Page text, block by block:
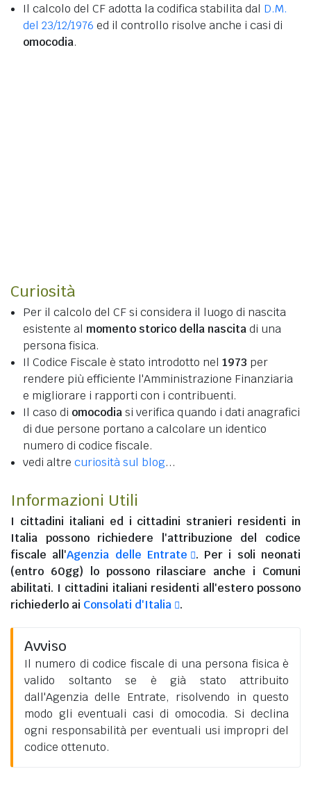
Il calcolo del CF adotta la codifica stabilita dal D.M.
del 23/12/1976 ed il controllo risolve anche i casi di
omocodia.
Curiosità
Per il calcolo del CF si considera il luogo di nascita
esistente al momento storico della nascitadi una
persona fisica.
Il Codice Fiscale è stato introdotto nel 1973 per
rendere più efficiente l'Amministrazione Finanziaria
e migliorare i rapporti con i contribuenti.
Il caso di omocodiasi verifica quando i dati anagrafici
di due persone portano a calcolare un identico
numero di codice fiscale.
vedi altre curiosità sul blog...
Informazioni Utili
I cittadini italiani ed i cittadini stranieri residenti in
Italia possono richiedere l'attribuzione del codice
fiscale all'Agenzia delle Entrate
. Per i soli neonati
(entro 60gg) lo possono rilasciare anche i Comuni
abilitati. I cittadini italiani residenti all'esteropossono
richiederlo ai Consolati d'Italia .
Avviso
Il numero di codice fiscale di una persona fisica è
valido soltanto se è già stato attribuito
dall'Agenzia delle Entrate, risolvendo in questo
modo gli eventuali casi di omocodia. Si declina
ogni responsabilità per eventuali usi impropri del
codice ottenuto.